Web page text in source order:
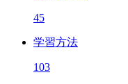
45
学習方法
103